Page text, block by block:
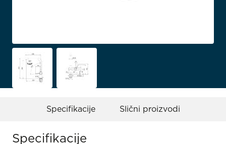
Specifikacije Slični proizvodi
Specifikacije